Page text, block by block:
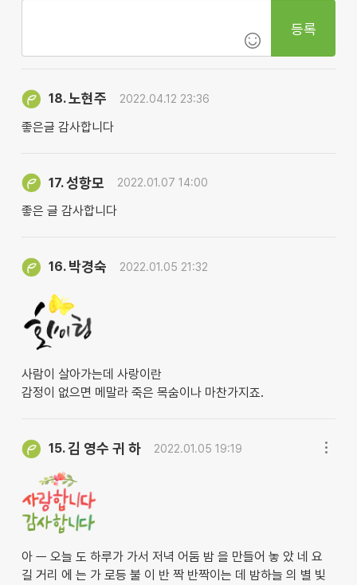
등록
18.노현주 2022.04.12 23:36
좋은글 감사합니다
17.성항모 2022.01.07 14:00
좋은 글 감사합니다
16. 박경숙 2022.01.05 21:32
사람이 살아가는데 사랑이란
감정이 없으면 메말라 죽은 목숨이나 마찬가지죠.
15.김 영수 귀 하 2022.01.05 19:19
아 ㅡ 오늘 도 하루가 가서 저녁 어둠 밤 을 만들어 놓 았 네 요
길 거리 에 는 가 로등 불 이 반 짝 반짝이는 데 밤하늘 의 별 빛